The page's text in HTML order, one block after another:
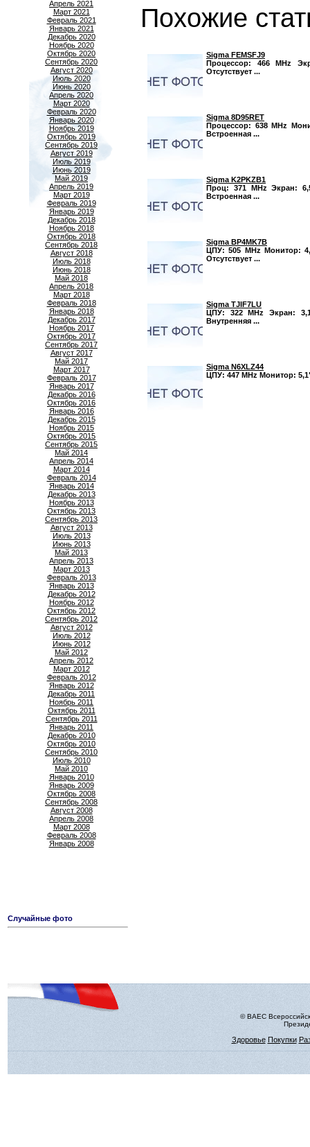
Апрель 2021
Март 2021
Февраль 2021
Январь 2021
Декабрь 2020
Ноябрь 2020
Октябрь 2020
Сентябрь 2020
Август 2020
Июль 2020
Июнь 2020
Апрель 2020
Март 2020
Февраль 2020
Январь 2020
Ноябрь 2019
Октябрь 2019
Сентябрь 2019
Август 2019
Июль 2019
Июнь 2019
Май 2019
Апрель 2019
Март 2019
Февраль 2019
Январь 2019
Декабрь 2018
Ноябрь 2018
Октябрь 2018
Сентябрь 2018
Август 2018
Июль 2018
Июнь 2018
Май 2018
Апрель 2018
Март 2018
Февраль 2018
Январь 2018
Декабрь 2017
Ноябрь 2017
Октябрь 2017
Сентябрь 2017
Август 2017
Май 2017
Март 2017
Февраль 2017
Январь 2017
Декабрь 2016
Октябрь 2016
Январь 2016
Декабрь 2015
Ноябрь 2015
Октябрь 2015
Сентябрь 2015
Май 2014
Апрель 2014
Март 2014
Февраль 2014
Январь 2014
Декабрь 2013
Ноябрь 2013
Октябрь 2013
Сентябрь 2013
Август 2013
Июль 2013
Июнь 2013
Май 2013
Апрель 2013
Март 2013
Февраль 2013
Январь 2013
Декабрь 2012
Ноябрь 2012
Октябрь 2012
Сентябрь 2012
Август 2012
Июль 2012
Июнь 2012
Май 2012
Апрель 2012
Март 2012
Февраль 2012
Январь 2012
Декабрь 2011
Ноябрь 2011
Октябрь 2011
Сентябрь 2011
Январь 2011
Декабрь 2010
Октябрь 2010
Сентябрь 2010
Июль 2010
Май 2010
Январь 2010
Январь 2009
Октябрь 2008
Сентябрь 2008
Август 2008
Апрель 2008
Март 2008
Февраль 2008
Январь 2008
Похожие
Sigma FEMSFJ9
Процессор: 466 MHz
Отсутствует ...
Sigma 8D95RET
Процессор: 638 MHz
Встроенная ...
Sigma K2PKZB1
Проц: 371 MHz Экран:
Встроенная ...
Sigma BP4MK7B
ЦПУ: 505 MHz Монитор:
Отсутствует ...
Sigma TJIF7LU
ЦПУ: 322 MHz Экран:
Внутренняя ...
Sigma N6XLZ44
ЦПУ: 447 MHz Монитор: 5,1"
Случайные фото
© ВАЕС
Здоровье Покупки